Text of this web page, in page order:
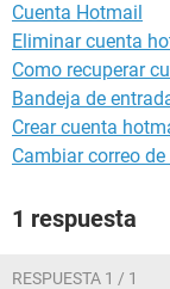
Cuenta Hotmail
Eliminar cuenta
Como recuperar
Bandeja de
Crear cuenta
Cambiar correo
1 respuesta
RESPUESTA 1 / 1